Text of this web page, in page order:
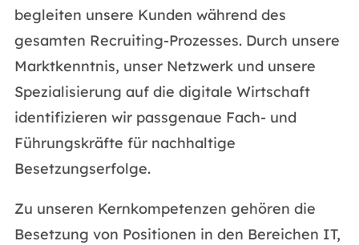
begleiten unsere Kunden während des
gesamten Recruiting-Prozesses. Durch unsere
Marktkenntnis, unser Netzwerk und unsere
Spezialisierung auf die digitale Wirtschaft
identifizieren wir passgenaue Fach- und
Führungskräfte für nachhaltige
Besetzungserfolge.
Zu unseren Kernkompetenzen gehören die
Besetzung von Positionen in den Bereichen IT,